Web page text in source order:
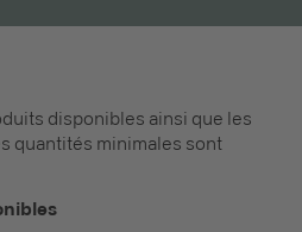
disponibles ainsi que les
quantités minimales sont